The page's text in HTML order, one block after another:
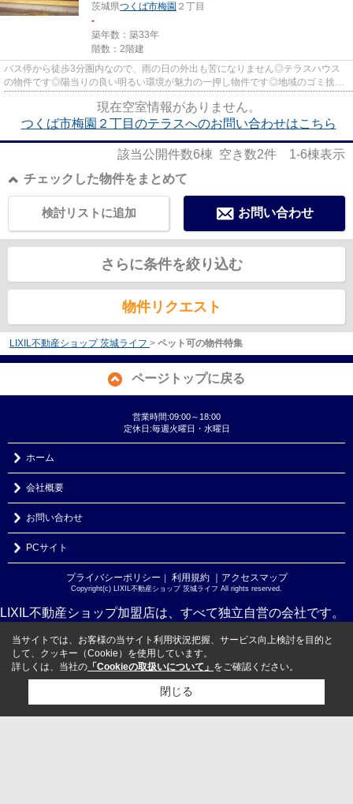
茨城県つくば市梅園 ２丁目
-
築年数：築33年
階数：2階建
バス停から徒歩3分圏内なので、雨の日の外出も苦になりません◎テラスハウス
の物件です◎陽当りの良い明るい環境が魅力の一押し物件です◎地域のゴミ捨て
現在空室情報がありません。
つくば市梅園２丁目のテラスへのお問い合わせはこちら
該当公開件数6棟 空き数2件 1-6棟表示
チェックした物件をまとめて
お問い合わせ
検討リストに追加
さらに条件を絞り込む
物件リクエスト
LIXIL不動産ショップ 茨城ライフ > ペット可の物件特集
ページトップに戻る
営業時間:09:00～18:00
定休日:毎週火曜日・水曜日
ホーム
会社概要
お問い合わせ
PCサイト
プライバシーポリシー ｜ 利用規約 ｜アクセスマップ
Copyright(c) LIXIL不動産ショップ 茨城ライフ All rights reserved.
LIXIL不動産ショップ加盟店は、すべて独立自営の会社です。
当サイトでは、お客様の当サイト利用状況把握、サービス向上検討を目的と
して、クッキー（Cookie）を使用しています。
詳しくは、当社の 「Cookieの取扱いについて」 をご確認ください。
閉じる